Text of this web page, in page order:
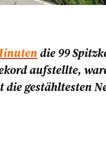
die 99
aufstellte,
die gestähltesten